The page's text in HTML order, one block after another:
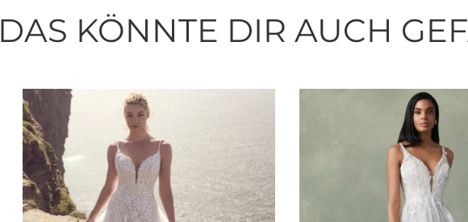
DAS KÖNNTE DIR AUCH